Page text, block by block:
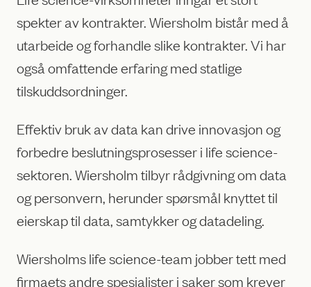
spekter av kontrakter. Wiersholm bistår med å
utarbeide og forhandle slike kontrakter. Vi har
også omfattende erfaring med statlige
tilskuddsordninger.
Effektiv bruk av data kan drive innovasjon og
forbedre beslutningsprosesser i life science-
sektoren. Wiersholm tilbyr rådgivning om data
og personvern, herunder spørsmål knyttet til
eierskap til data, samtykker og datadeling.
Wiersholms life science-team jobber tett med
firmaets andre spesialister i saker som krever